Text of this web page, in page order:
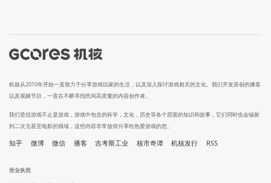
机核从2010年开始一直致力于分享游戏玩家的生活，以及深入探讨游戏相关的文化。我们开发原创的播客
以及视频节目，一直在不断寻找民间高质量的内容创作者。
我们坚信游戏不止是游戏，游戏中包含的科学，文化，历史等各个层面的知识和故事，它们同时也会辐射
到二次元甚至电影的领域，这些内容非常值得分享给热爱游戏的您。
知乎 微博 微信 播客 吉考斯工业 核市奇谭 机核发行 RSS
营业执照